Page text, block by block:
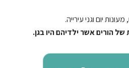
יום וגני עירייה.
הורים אשר ילדיהם היו בגן.